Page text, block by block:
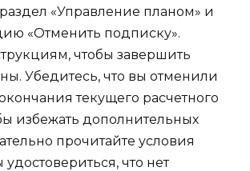
«Управление планом» и
«Отменить подписку».
чтобы завершить
Убедитесь, что вы отменили
текущего расчетного
избежать дополнительных
прочитайте условия
что нет